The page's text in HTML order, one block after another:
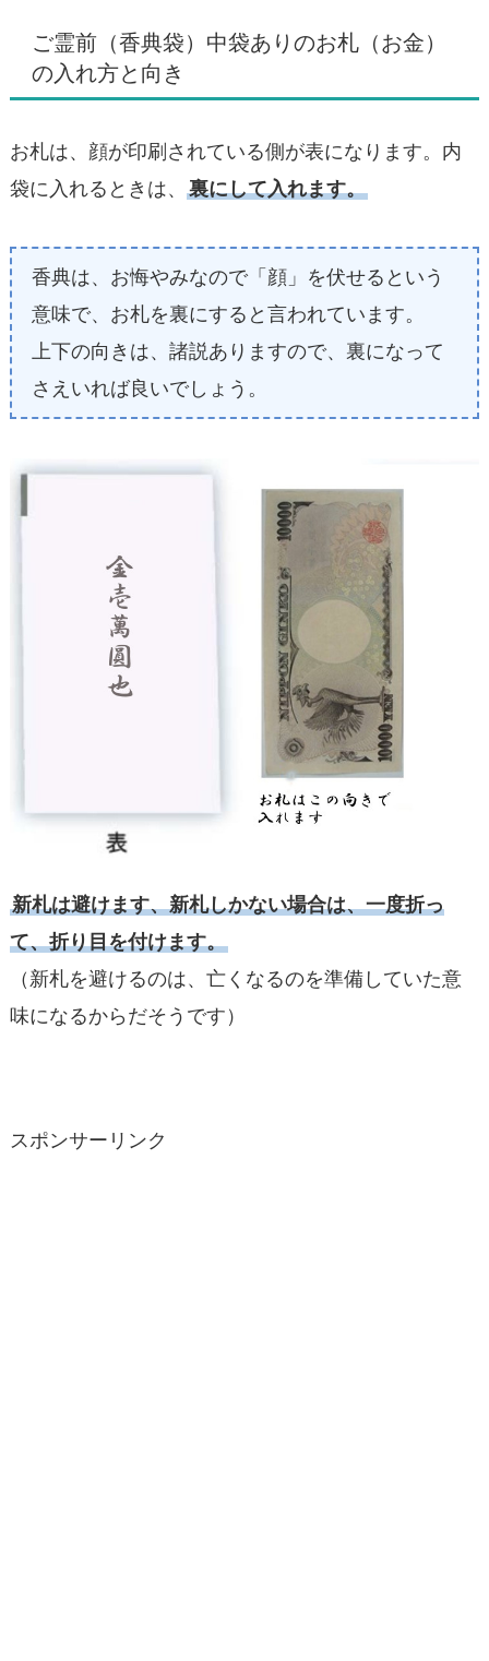
ご霊前（香典袋）中袋ありのお札（お金）
の入れ方と向き
お札は、顔が印刷されている側が表になります。内
袋に入れるときは、 裏にして入れます。
香典は、お悔やみなので「顔」を伏せるという
意味で、お札を裏にすると言われています。
上下の向きは、諸説ありますので、裏になって
さえいれば良いでしょう。
新札は避けます、新札しかない場合は、一度折っ
て、折り目を付けます。
（新札を避けるのは、亡くなるのを準備していた意
味になるからだそうです）
スポンサーリンク